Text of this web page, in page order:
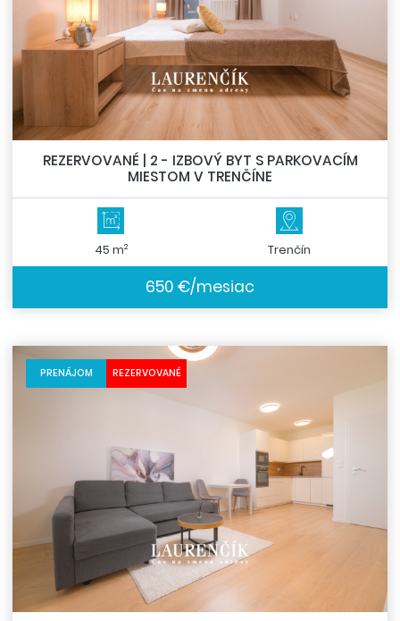
REZERVOVANÉ | 2 - IZBOVÝ BYT S PARKOVACÍM
MIESTOM V TRENČÍNE
45 m2 Trenčín
650 €/mesiac
PRENÁJOM REZERVOVANÉ